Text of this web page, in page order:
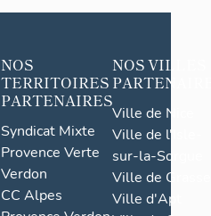
NOS
TERRITOIRES
PARTENAIRES
Syndicat Mixte
Provence Verte
Verdon
CC Alpes
NOS VILLES
Ville de Nice
Ville de l'Isle-
sur-la-Sorgue
Ville de Grasse
Ville d'Apt